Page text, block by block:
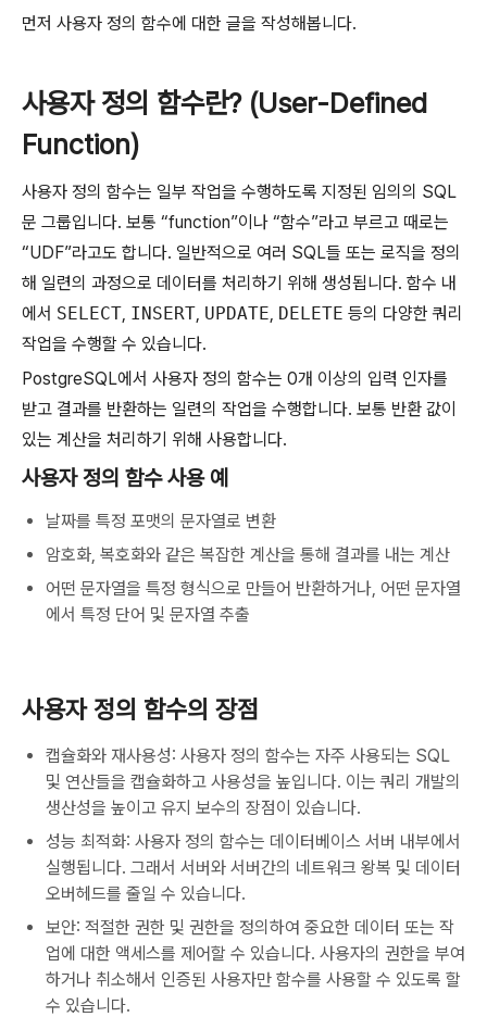
먼저 사용자 정의 함수에 대한 글을 작성해봅니다.
사용자 정의 함수란? (User-Defined
Function)
사용자 정의 함수는 일부 작업을 수행하도록 지정된 임의의 SQL
문 그룹입니다. 보통 “function”이나 “함수”라고 부르고 때로는
“UDF”라고도 합니다. 일반적으로 여러 SQL들 또는 로직을 정의
해 일련의 과정으로 데이터를 처리하기 위해 생성됩니다. 함수 내
에서 SELECT, INSERT, UPDATE, DELETE 등의 다양한 쿼리
작업을 수행할 수 있습니다.
PostgreSQL에서 사용자 정의 함수는 0개 이상의 입력 인자를
받고 결과를 반환하는 일련의 작업을 수행합니다. 보통 반환 값이
있는 계산을 처리하기 위해 사용합니다.
사용자 정의 함수 사용 예
날짜를 특정 포맷의 문자열로 변환
암호화, 복호화와 같은 복잡한 계산을 통해 결과를 내는 계산
어떤 문자열을 특정 형식으로 만들어 반환하거나, 어떤 문자열
에서 특정 단어 및 문자열 추출
사용자 정의 함수의 장점
캡슐화와 재사용성: 사용자 정의 함수는 자주 사용되는 SQL
및 연산들을 캡슐화하고 사용성을 높입니다. 이는 쿼리 개발의
생산성을 높이고 유지 보수의 장점이 있습니다.
성능 최적화: 사용자 정의 함수는 데이터베이스 서버 내부에서
실행됩니다. 그래서 서버와 서버간의 네트워크 왕복 및 데이터
오버헤드를 줄일 수 있습니다.
보안: 적절한 권한 및 권한을 정의하여 중요한 데이터 또는 작
업에 대한 액세스를 제어할 수 있습니다. 사용자의 권한을 부여
하거나 취소해서 인증된 사용자만 함수를 사용할 수 있도록 할
수 있습니다.